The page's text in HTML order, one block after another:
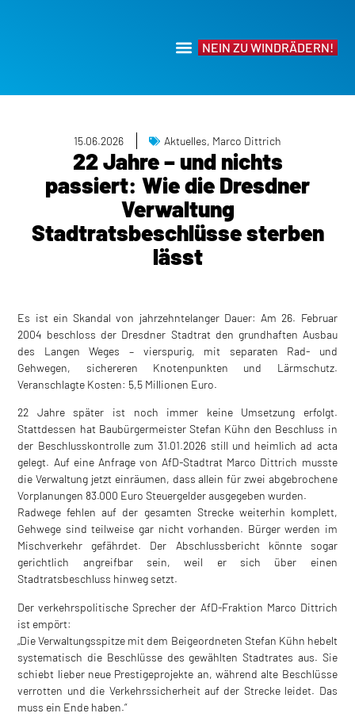
NEIN ZU WINDRÄDERN!
15.06.2026 Aktuelles, Marco Dittrich
22 Jahre – und nichts
passiert: Wie die Dresdner
Verwaltung
Stadtratsbeschlüsse sterben
lässt
Es ist ein Skandal von jahrzehntelanger Dauer: Am 26. Februar
2004 beschloss der Dresdner Stadtrat den grundhaften Ausbau
des Langen Weges – vierspurig, mit separaten Rad- und
Gehwegen, sichereren Knotenpunkten und Lärmschutz.
Veranschlagte Kosten: 5,5 Millionen Euro.
22 Jahre später ist noch immer keine Umsetzung erfolgt.
Stattdessen hat Baubürgermeister Stefan Kühn den Beschluss in
der Beschlusskontrolle zum 31.01.2026 still und heimlich ad acta
gelegt. Auf eine Anfrage von AfD-Stadtrat Marco Dittrich musste
die Verwaltung jetzt einräumen, dass allein für zwei abgebrochene
Vorplanungen 83.000 Euro Steuergelder ausgegeben wurden.
Radwege fehlen auf der gesamten Strecke weiterhin komplett,
Gehwege sind teilweise gar nicht vorhanden. Bürger werden im
Mischverkehr gefährdet. Der Abschlussbericht könnte sogar
gerichtlich angreifbar sein, weil er sich über einen
Stadtratsbeschluss hinweg setzt.
Der verkehrspolitische Sprecher der AfD-Fraktion Marco Dittrich
ist empört:
„Die Verwaltungsspitze mit dem Beigeordneten Stefan Kühn hebelt
systematisch die Beschlüsse des gewählten Stadtrates aus. Sie
schiebt lieber neue Prestigeprojekte an, während alte Beschlüsse
verrotten und die Verkehrssicherheit auf der Strecke leidet. Das
muss ein Ende haben.“